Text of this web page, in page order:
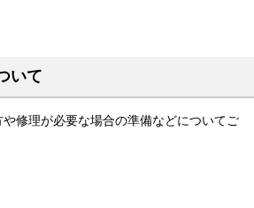
いて
修理が必要な場合の準備などについてご